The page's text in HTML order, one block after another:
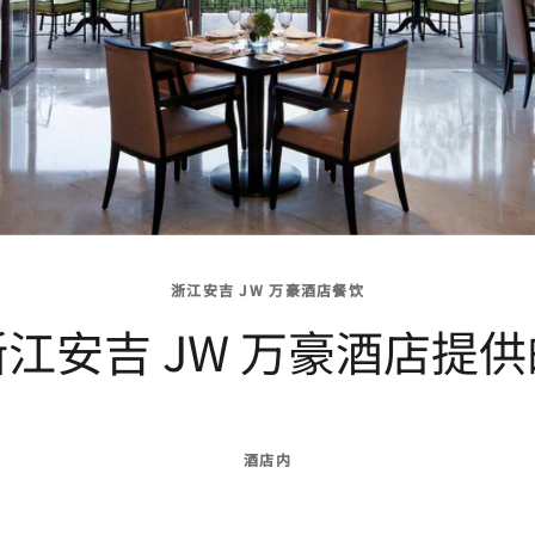
浙江安吉 JW 万豪酒店餐饮
安吉 JW 万豪酒店提
酒店内